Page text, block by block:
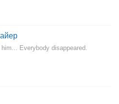
Everybody disappeared.